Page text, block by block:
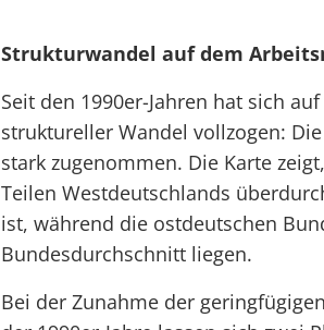
Strukturwandel auf dem
Seit den 1990er-Jahren hat sich
struktureller Wandel vollzogen:
stark zugenommen. Die Karte
Teilen Westdeutschlands
ist, während die ostdeutschen
Bundesdurchschnitt liegen.
Bei der Zunahme der